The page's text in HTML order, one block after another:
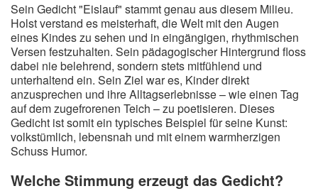
Sein Gedicht "Eislauf" stammt genau aus diesem Milieu.
Holst verstand es meisterhaft, die Welt mit den Augen
eines Kindes zu sehen und in eingängigen, rhythmischen
Versen festzuhalten. Sein pädagogischer Hintergrund floss
dabei nie belehrend, sondern stets mitfühlend und
unterhaltend ein. Sein Ziel war es, Kinder direkt
anzusprechen und ihre Alltagserlebnisse – wie einen Tag
auf dem zugefrorenen Teich – zu poetisieren. Dieses
Gedicht ist somit ein typisches Beispiel für seine Kunst:
volkstümlich, lebensnah und mit einem warmherzigen
Schuss Humor.
Welche Stimmung erzeugt das Gedicht?